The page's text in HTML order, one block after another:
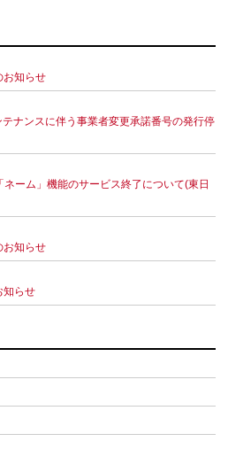
お知らせ
テナンスに伴う事業者変更承諾番号の発行停
ネーム」機能のサービス終了について(東日
お知らせ
知らせ